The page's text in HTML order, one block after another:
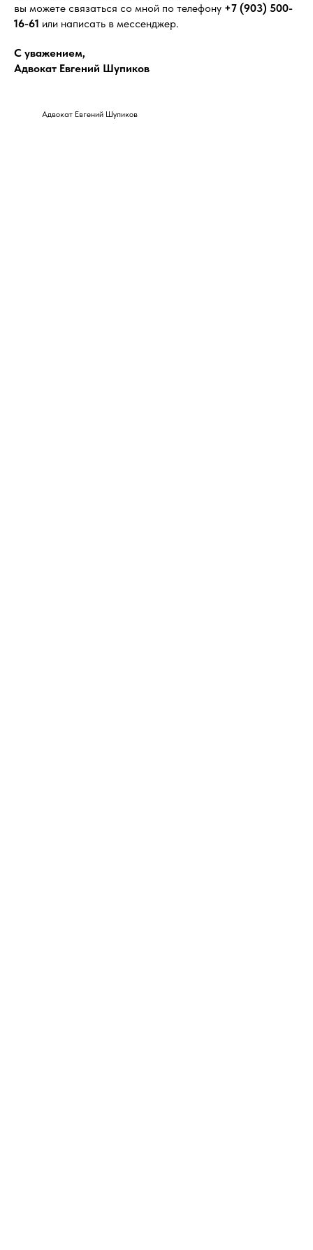
вы можете связаться со мной по телефону +7 (903) 500-
16-61 или написать в мессенджер.
С уважением,
Адвокат Евгений Шупиков
Адвокат Евгений Шупиков